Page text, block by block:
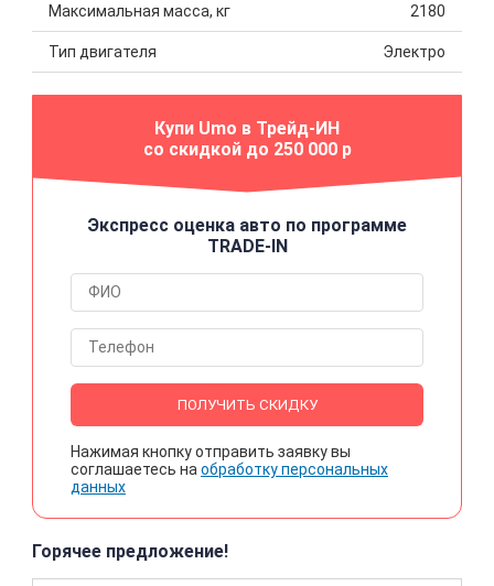
Максимальная масса, кг 2180
Тип двигателя Электро
Купи Umo в Трейд-ИН
со скидкой до 250 000 р
Экспресс оценка авто по программе
TRADE-IN
ПОЛУЧИТЬ СКИДКУ
Нажимая кнопку отправить заявку вы
соглашаетесь на обработку персональных
данных
Горячее предложение!